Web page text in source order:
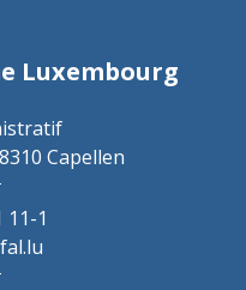
Luxembourg
Capellen
11-1